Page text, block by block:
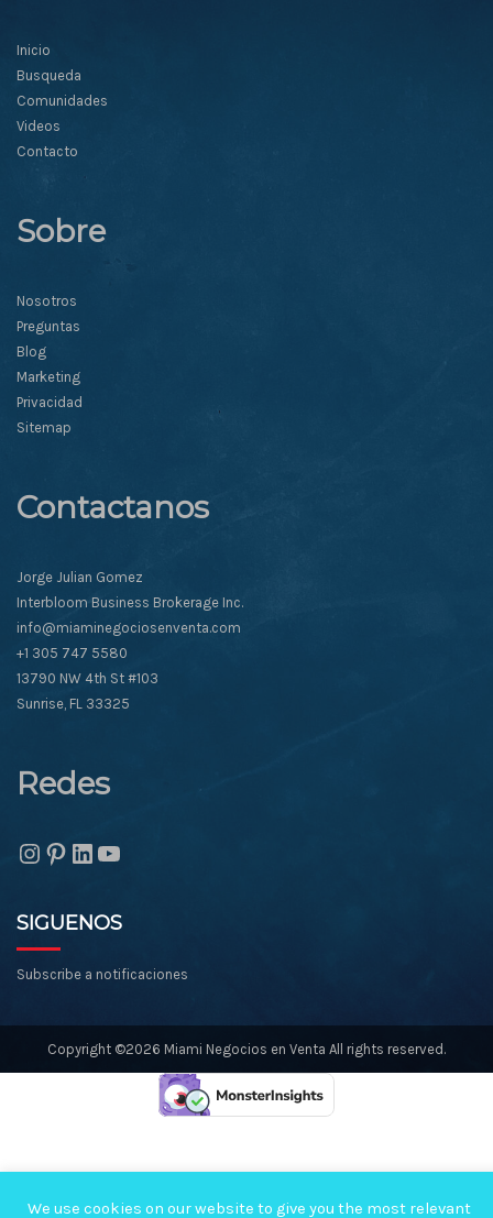
Inicio
Busqueda
Comunidades
Videos
Contacto
Sobre
Nosotros
Preguntas
Blog
Marketing
Privacidad
Sitemap
Contactanos
Jorge Julian Gomez
Interbloom Business Brokerage Inc.
info@miaminegociosenventa.com
+1 305 747 5580
13790 NW 4th St #103
Sunrise, FL 33325
Redes
Instagram
Pinterest
LinkedIn
YouTube
SIGUENOS
Subscribe a notificaciones
Copyright ©2026 Miami Negocios en Venta All rights reserved.
We use cookies on our website to give you the most relevant